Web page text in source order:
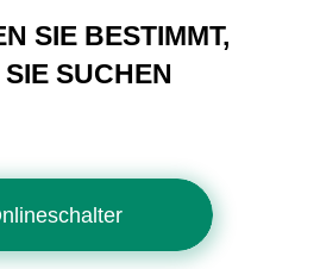
SIE BESTIMMT,
SUCHEN